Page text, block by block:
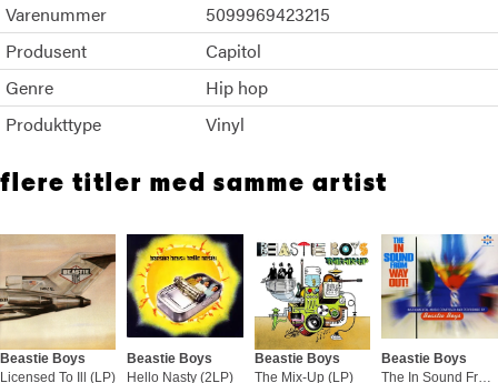
Varenummer
5099969423215
Produsent
Capitol
Genre
Hip hop
Produkttype
Vinyl
flere titler med samme artist
Beastie Boys
Licensed To Ill (LP)
Beastie Boys
Hello Nasty (2LP)
Beastie Boys
The Mix-Up (LP)
Beastie Boys
The In Sound From Way Out (LP)